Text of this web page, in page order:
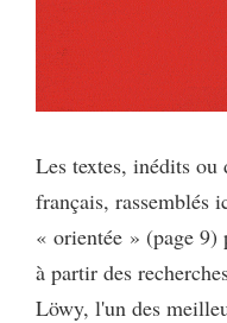
Les textes, inédits
français, rassemblés
« orientée » (page 9)
à partir des
Löwy, l'un des